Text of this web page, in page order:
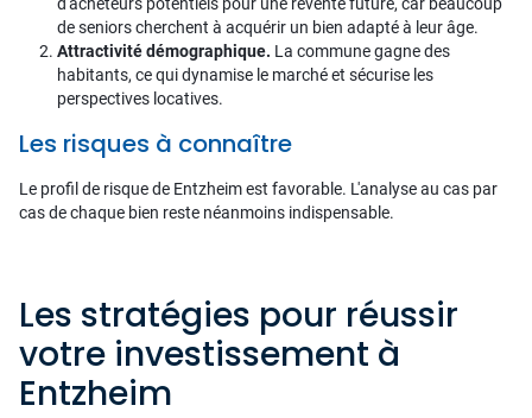
de seniors cherchent à acquérir un bien adapté à leur âge.
Attractivité démographique. La commune gagne des
habitants, ce qui dynamise le marché et sécurise les
perspectives locatives.
Les risques à connaître
Le profil de risque de Entzheim est favorable. L'analyse au cas par
cas de chaque bien reste néanmoins indispensable.
Les stratégies pour réussir
votre investissement à
Entzheim